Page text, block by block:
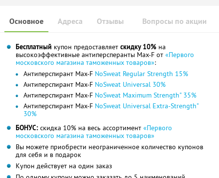
Основное Отзывы Вопросы по акции
Адреса
Бесплатный купон предоставляет скидку 10% на
высокоэффективные антиперсперанты Max-F от «Первого
московского магазина таможенных товаров»:
Антиперспирант Max-F NoSweat Regular Strength 15%
Антиперспирант Max-F NoSweat Universal 30%
Антиперспирант Max-F NoSweat Maximum Strength" 35%
Антиперспирант Max-F NoSweat Universal Extra-Strength"
30%
БОНУС: скидка 10% на весь ассортимент «Первого
московского магазина таможенных товаров»
Вы можете приобрести неограниченное количество купонов
для себя и в подарок
Купон действует на один заказ